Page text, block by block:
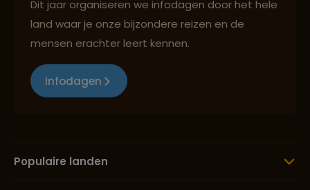
Dit jaar organiseren we infodagen door het hele
land waar je onze bijzondere reizen en de
mensen erachter leert kennen.
Infodagen
Populaire landen